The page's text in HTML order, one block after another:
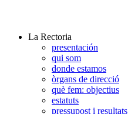
La Rectoria
presentación
qui som
donde estamos
òrgans de direcció
què fem: objectius
estatuts
pressupost i resultats